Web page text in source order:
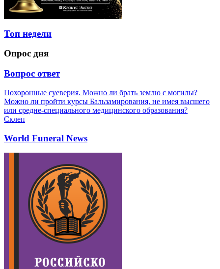
Топ недели
Опрос дня
Вопрос ответ
Похоронные суеверия. Можно ли брать землю с могилы?
Можно ли пройти курсы Бальзамирования, не имея высшего
или средне-специального медицинского образования?
Склеп
World Funeral News